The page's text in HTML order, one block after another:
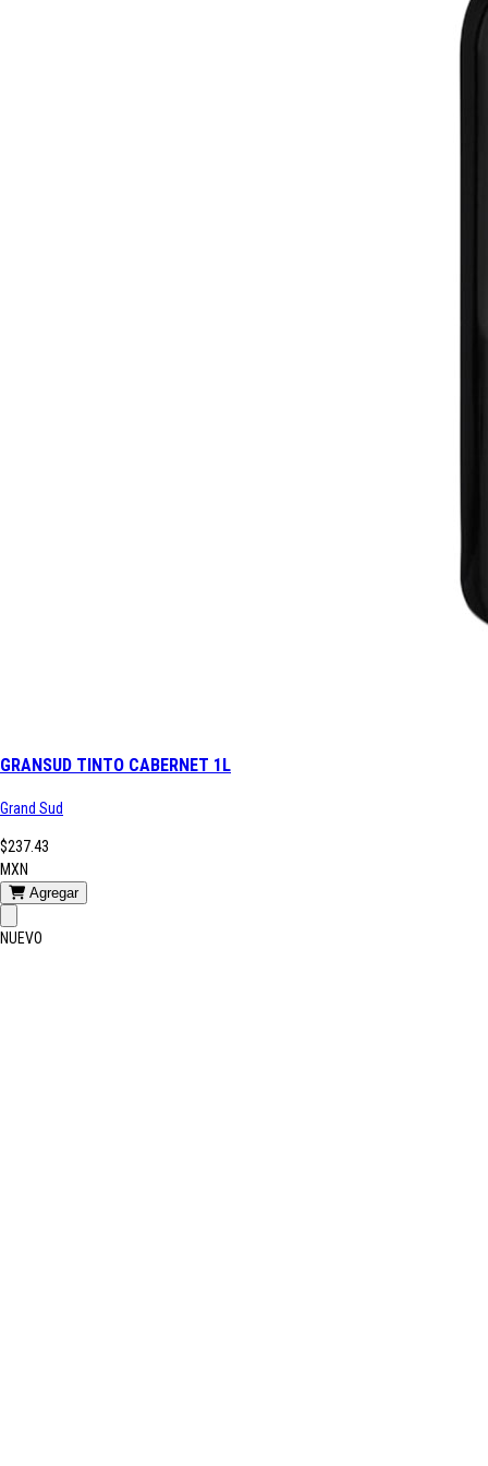
GRANSUD TINTO CABERNET 1L
Grand Sud
$237.43
MXN
Agregar
NUEVO